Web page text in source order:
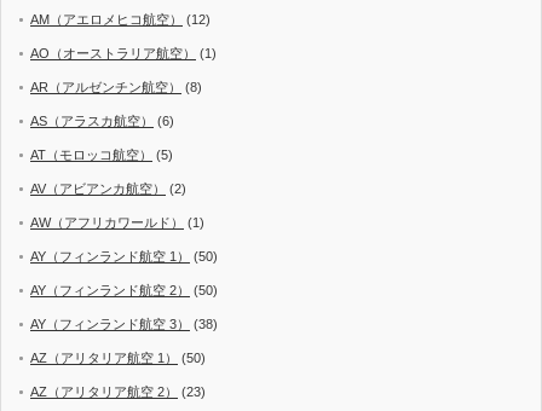
AM（アエロメヒコ航空） (12)
AO（オーストラリア航空） (1)
AR（アルゼンチン航空） (8)
AS（アラスカ航空） (6)
AT（モロッコ航空） (5)
AV（アビアンカ航空） (2)
AW（アフリカワールド） (1)
AY（フィンランド航空 1） (50)
AY（フィンランド航空 2） (50)
AY（フィンランド航空 3） (38)
AZ（アリタリア航空 1） (50)
AZ（アリタリア航空 2） (23)